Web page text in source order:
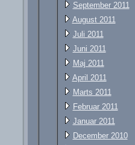
September 2011
August 2011
Juli 2011
Juni 2011
Maj 2011
April 2011
Marts 2011
Februar 2011
Januar 2011
December 2010